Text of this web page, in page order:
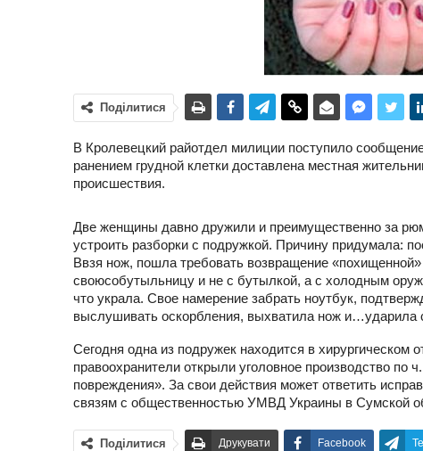
Поділитися
В Кролевецкий райотдел милиции поступило
ранением грудной клетки доставлена местная
происшествия.
Две женщины давно дружили и преимущественно за
устроить разборки с подружкой. Причину придумала:
Ввзя нож, пошла требовать возвращение
своюсобутыльницу и не с бутылкой, а с холодным
что украла. Свое намерение забрать ноутбук,
выслушивать оскорбления, выхватила нож
Сегодня одна из подружек находится в
правоохранители открыли уголовное производство по
повреждения». За свои действия может ответить
связям с общественностью УМВД Украины в Сумской
Поділитися Друкувати Facebook